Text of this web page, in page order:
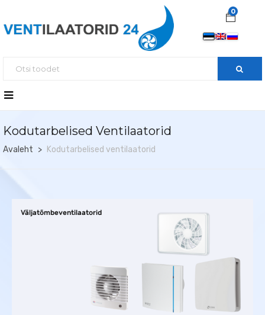
0
Kodutarbelised Ventilaatorid
Avaleht Kodutarbelised ventilaatorid
Väljatõmbeventilaatorid